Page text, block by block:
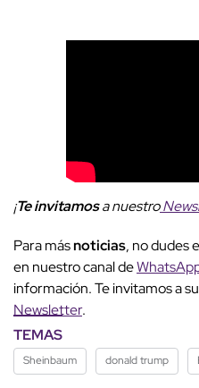
¡Te invitamosa nuestro
Para másnoticias, no dudes
en nuestro canal de
información. Te invitamos a
Newsletter.
TEMAS
Sheinbaum donald trump